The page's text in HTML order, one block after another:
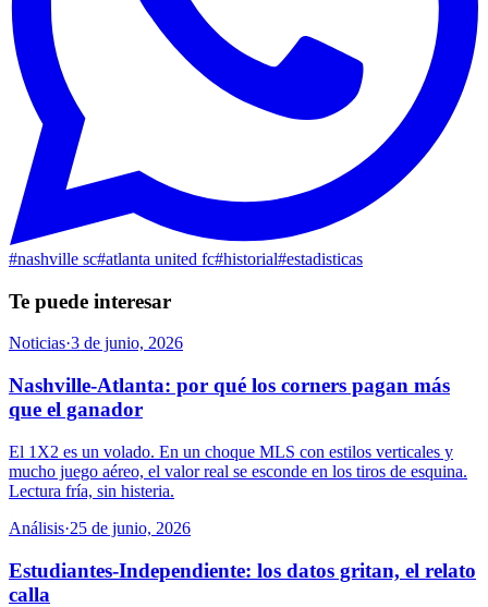
#nashville sc#atlanta united fc#historial#estadisticas
Te puede interesar
Noticias·3 de junio, 2026
Nashville-Atlanta: por qué los corners pagan más
que el ganador
El 1X2 es un volado. En un choque MLS con estilos verticales y
mucho juego aéreo, el valor real se esconde en los tiros de esquina.
Lectura fría, sin histeria.
Análisis·25 de junio, 2026
Estudiantes-Independiente: los datos gritan, el relato
calla